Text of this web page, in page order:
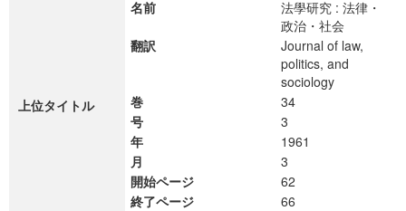
上位タイトル
名前
法學研究 : 法律・
政治・社会
翻訳
Journal of law,
politics, and
sociology
巻
34
号
3
年
1961
月
3
開始ページ
62
終了ページ
66